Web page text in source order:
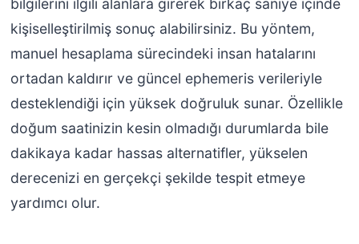
bilgilerini ilgili alanlara girerek birkaç saniye içinde
kişiselleştirilmiş sonuç alabilirsiniz. Bu yöntem,
manuel hesaplama sürecindeki insan hatalarını
ortadan kaldırır ve güncel ephemeris verileriyle
desteklendiği için yüksek doğruluk sunar. Özellikle
doğum saatinizin kesin olmadığı durumlarda bile
dakikaya kadar hassas alternatifler, yükselen
derecenizi en gerçekçi şekilde tespit etmeye
yardımcı olur.